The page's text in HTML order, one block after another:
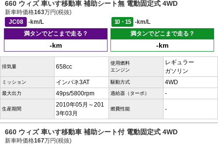
660 ウィズ 車いす移動車 補助シート無 電動固定式 4WD
新車時価格163万円(税抜)
JC08
-km/L 10・15
-km/L
満タンでどこまで走る？
-km
満タンでどこまで走る？
-km
排気量 658cc
使用燃料
エンジン
レギュラー
ガソリン
ミッション インパネ3AT 駆動方式 4WD
最大出力 49ps/5800rpm 過給器（ターボ） -
生産期間
2010年05月～201
3年03月
燃費性能 -
660 ウィズ 車いす移動車 補助シート付 電動固定式 4WD
新車時価格167万円(税抜)